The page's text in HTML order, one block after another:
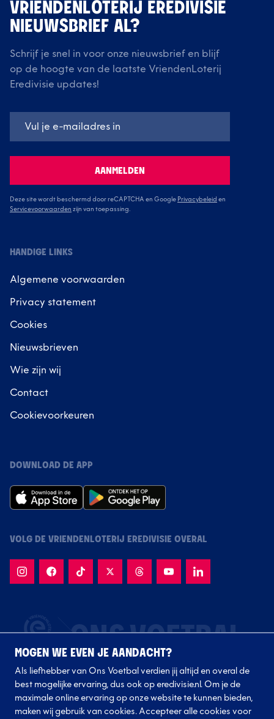
VRIENDENLOTERIJ EREDIVISIE
NIEUWSBRIEF AL?
Schrijf je snel in voor onze nieuwsbrief en blijf
op de hoogte van de laatste VriendenLoterij
Eredivisie updates!
AANMELDEN
Deze site wordt beschermd door reCAPTCHA en Google Privacybeleid en
Servicevoorwaarden zijn van toepassing.
HANDIGE LINKS
Algemene voorwaarden
Privacy statement
Cookies
Nieuwsbrieven
Wie zijn wij
Contact
Cookievoorkeuren
DOWNLOAD DE APP
VOLG DE VRIENDENLOTERIJ EREDIVISIE OVERAL
MOGEN WE EVEN JE AANDACHT?
Als liefhebber van Ons Voetbal verdien jij altijd en overal de
best mogelijke ervaring, dus ook op eredivisie.nl. Om je de
maximale online ervaring op onze website te kunnen bieden,
maken wij gebruik van cookies. Accepteer alle cookies voor